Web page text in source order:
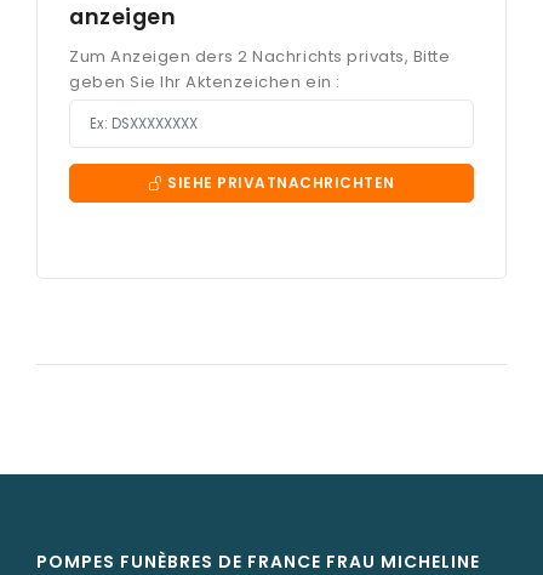
anzeigen
Zum Anzeigen ders 2 Nachrichts privats, Bitte
geben Sie Ihr Aktenzeichen ein :
SIEHE PRIVATNACHRICHTEN
POMPES FUNÈBRES DE FRANCE FRAU MICHELINE